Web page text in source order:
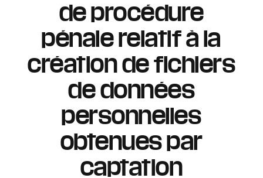
de procédure
pénale relatif à la
création de fichiers
de données
personnelles
obtenues par
captation